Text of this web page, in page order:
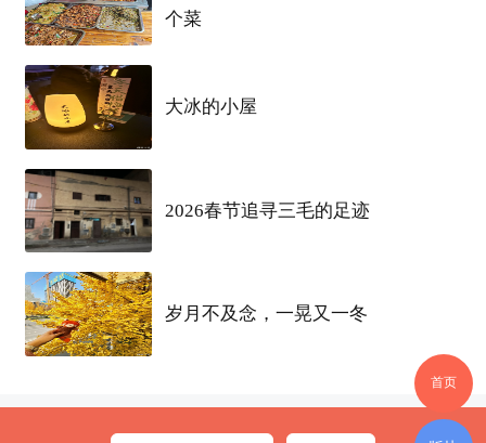
个菜
大冰的小屋
2026春节追寻三毛的足迹
岁月不及念，一晃又一冬
首页